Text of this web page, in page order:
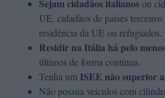
Sejam cidadãos italianosou
UE, cidadãos de países
residência da UE ou refugiados.
Residir na Itália há pelo
últimos de forma contínua.
Tenha um ISEE não superior
Não possua veículos com